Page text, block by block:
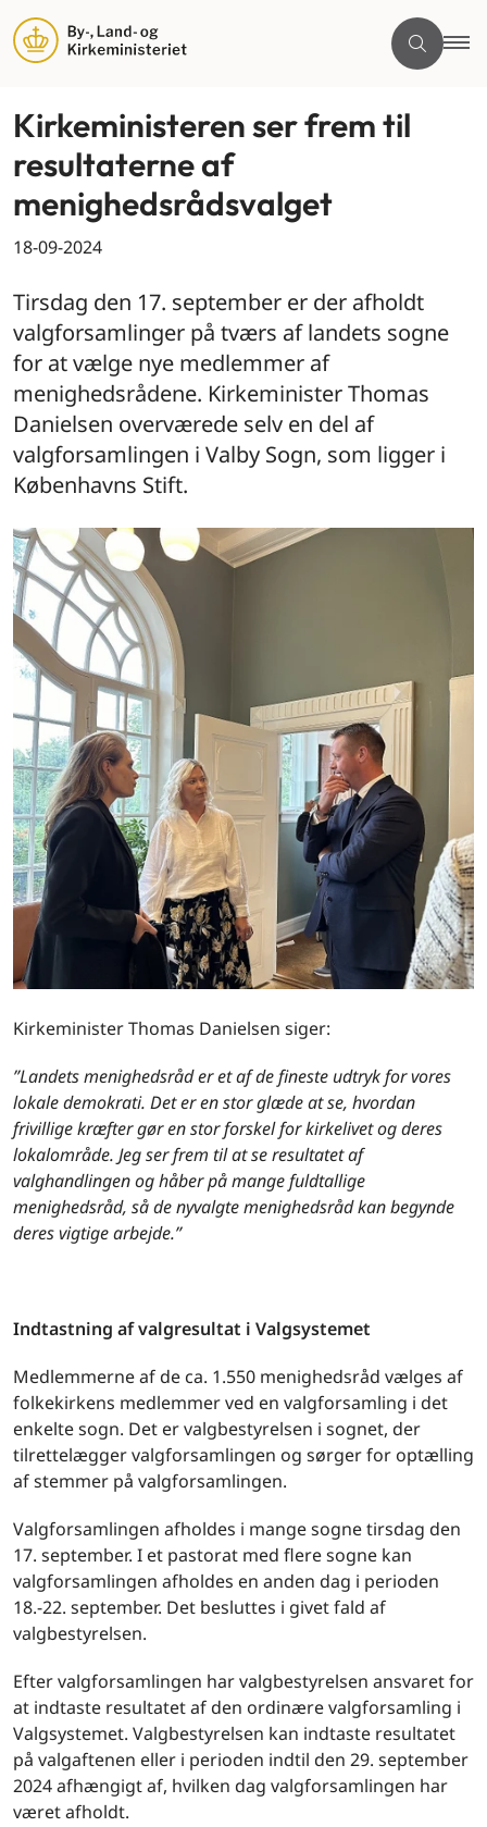
Kirkeministeren ser frem til
resultaterne af
menighedsrådsvalget
18-09-2024
Tirsdag den 17. september er der afholdt
valgforsamlinger på tværs af landets sogne
for at vælge nye medlemmer af
menighedsrådene. Kirkeminister Thomas
Danielsen overværede selv en del af
valgforsamlingen i Valby Sogn, som ligger i
Københavns Stift.
Kirkeminister Thomas Danielsen siger:
”Landets menighedsråd er et af de fineste udtryk for vores
lokale demokrati. Det er en stor glæde at se, hvordan
frivillige kræfter gør en stor forskel for kirkelivet og deres
lokalområde. Jeg ser frem til at se resultatet af
valghandlingen og håber på mange fuldtallige
menighedsråd, så de nyvalgte menighedsråd kan begynde
deres vigtige arbejde.”
Indtastning af valgresultat i Valgsystemet
Medlemmerne af de ca. 1.550 menighedsråd vælges af
folkekirkens medlemmer ved en valgforsamling i det
enkelte sogn. Det er valgbestyrelsen i sognet, der
tilrettelægger valgforsamlingen og sørger for optælling
af stemmer på valgforsamlingen.
Valgforsamlingen afholdes i mange sogne tirsdag den
17. september. I et pastorat med flere sogne kan
valgforsamlingen afholdes en anden dag i perioden
18.-22. september. Det besluttes i givet fald af
valgbestyrelsen.
Efter valgforsamlingen har valgbestyrelsen ansvaret for
at indtaste resultatet af den ordinære valgforsamling i
Valgsystemet. Valgbestyrelsen kan indtaste resultatet
på valgaftenen eller i perioden indtil den 29. september
2024 afhængigt af, hvilken dag valgforsamlingen har
været afholdt.